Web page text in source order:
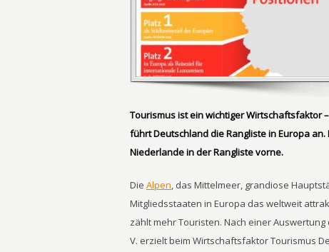
Tourismus ist ein wichtiger Wirtschaftsfaktor
führt Deutschland die Rangliste in Europa
Niederlande in der Rangliste vorne.
Die Alpen, das Mittelmeer, grandiose
Mitgliedsstaaten in Europa das weltweit
zählt mehr Touristen. Nach einer
V. erzielt beim Wirtschaftsfaktor Tourismus